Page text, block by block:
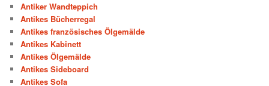
Antiker Wandteppich
Antikes Bücherregal
Antikes französisches Ölgemälde
Antikes Kabinett
Antikes Ölgemälde
Antikes Sideboard
Antikes Sofa